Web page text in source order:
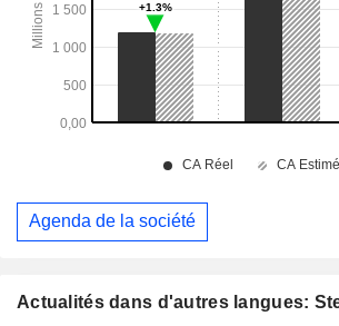
Actualités dans d'autres langues:
Agenda de la société